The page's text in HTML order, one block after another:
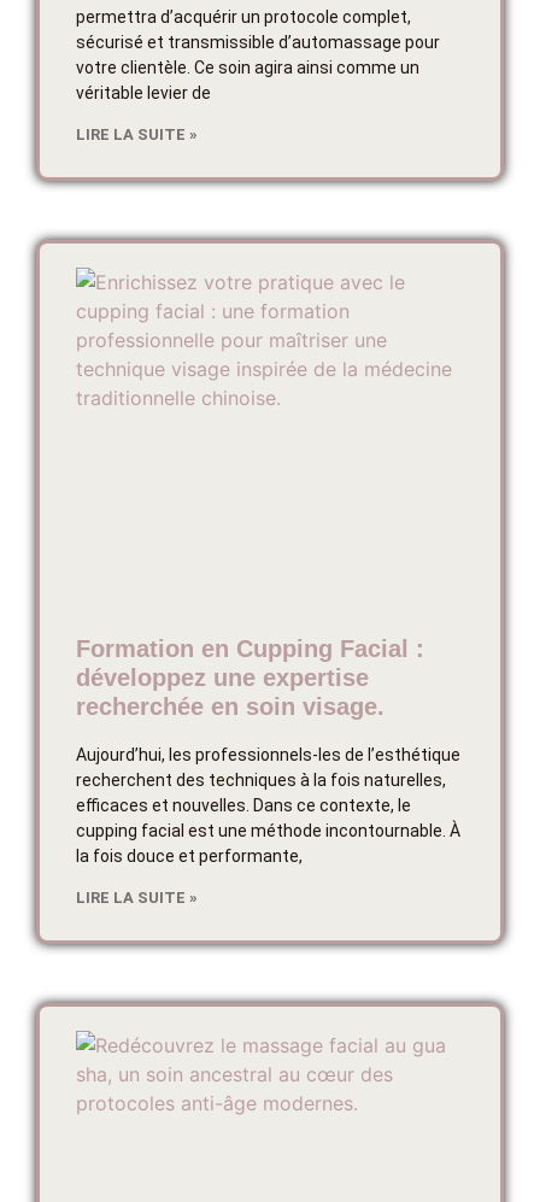
permettra d’acquérir un protocole complet,
sécurisé et transmissible d’automassage pour
votre clientèle. Ce soin agira ainsi comme un
véritable levier de
LIRE LA SUITE »
Formation en Cupping Facial :
développez une expertise
recherchée en soin visage.
Aujourd’hui, les professionnels-les de l’esthétique
recherchent des techniques à la fois naturelles,
efficaces et nouvelles. Dans ce contexte, le
cupping facial est une méthode incontournable. À
la fois douce et performante,
LIRE LA SUITE »